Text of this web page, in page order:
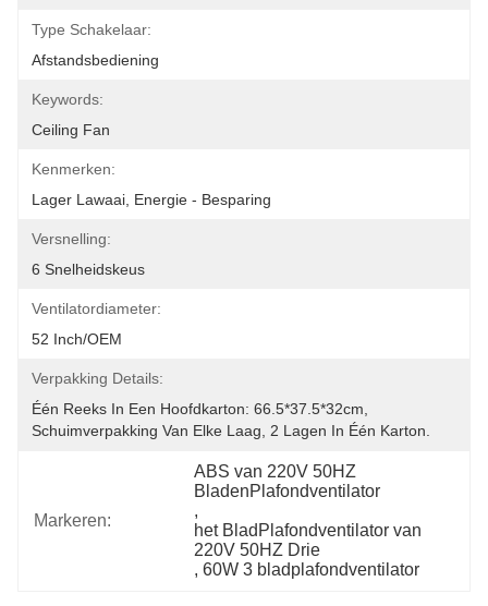
Type Schakelaar:
Afstandsbediening
Keywords:
Ceiling Fan
Kenmerken:
Lager Lawaai, Energie - Besparing
Versnelling:
6 Snelheidskeus
Ventilatordiameter:
52 Inch/OEM
Verpakking Details:
Één Reeks In Een Hoofdkarton: 66.5*37.5*32cm,
Schuimverpakking Van Elke Laag, 2 Lagen In Één Karton.
Markeren:
ABS van 220V 50HZ
BladenPlafondventilator
,
het BladPlafondventilator van
220V 50HZ Drie
, 60W 3 bladplafondventilator